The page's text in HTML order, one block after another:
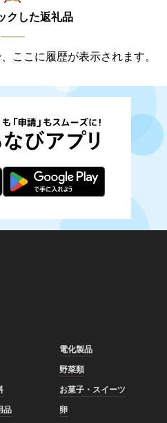
クした返礼品
ここに履歴が表示されます。
電化製品
野菜類
お菓子・スイーツ
品
卵